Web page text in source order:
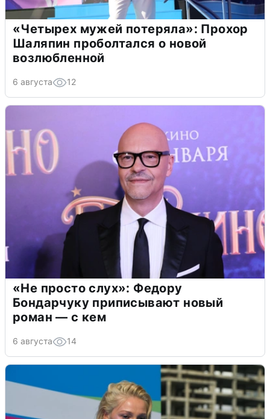
«Четырех мужей потеряла»: Прохор
Шаляпин проболтался о новой
возлюбленной
6 августа 12
«Не просто слух»: Федору
Бондарчуку приписывают новый
роман — с кем
6 августа 14